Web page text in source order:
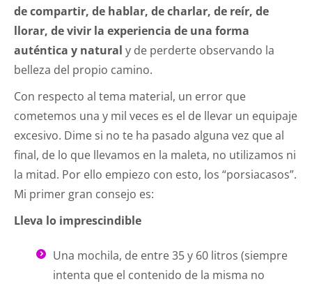
de compartir, de hablar, de charlar, de reír, de
llorar, de vivir la experiencia de una forma
auténtica y natural y de perderte observando la
belleza del propio camino.
Con respecto al tema material, un error que
cometemos una y mil veces es el de llevar un equipaje
excesivo. Dime si no te ha pasado alguna vez que al
final, de lo que llevamos en la maleta, no utilizamos ni
la mitad. Por ello empiezo con esto, los “porsiacasos”.
Mi primer gran consejo es:
Lleva lo imprescindible
Una mochila, de entre 35 y 60 litros (siempre
intenta que el contenido de la misma no